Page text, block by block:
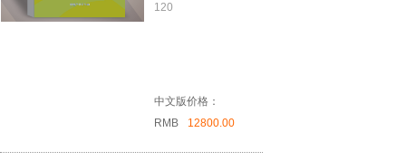
120
中文版价格：
RMB
12800.00